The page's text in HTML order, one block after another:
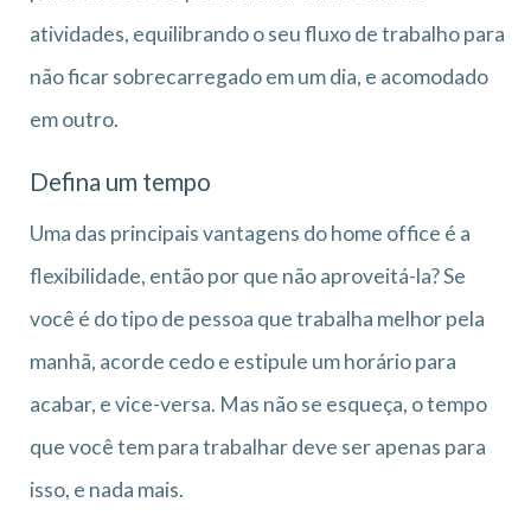
atividades, equilibrando o seu fluxo de trabalho para
não ficar sobrecarregado em um dia, e acomodado
em outro.
Defina um tempo
Uma das principais vantagens do home office é a
flexibilidade, então por que não aproveitá-la? Se
você é do tipo de pessoa que trabalha melhor pela
manhã, acorde cedo e estipule um horário para
acabar, e vice-versa. Mas não se esqueça, o tempo
que você tem para trabalhar deve ser apenas para
isso, e nada mais.